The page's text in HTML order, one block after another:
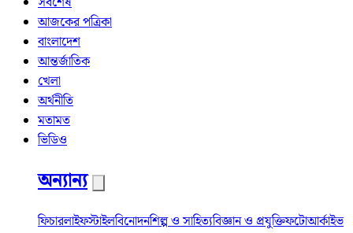
আজকের পত্রিকা
বাংলাদেশ
আন্তর্জাতিক
খেলা
অর্থনীতি
মতামত
ভিডিও
অন্যান্য
ফিচারলাইফস্টাইলবিনোদনশিল্প ও সাহিত্যবিজ্ঞান ও প্রযুক্তিফটোআর্কাইভ